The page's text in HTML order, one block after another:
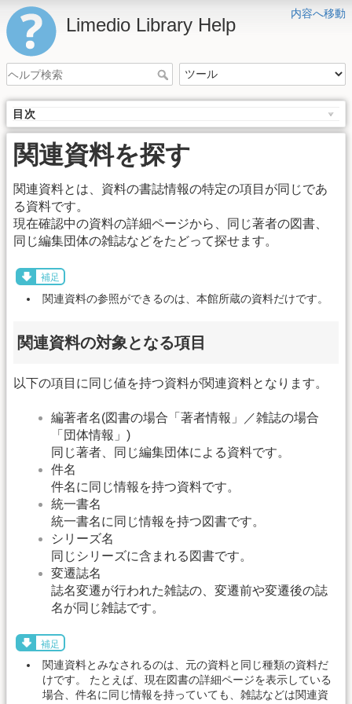
内容へ移動
Limedio Library Help
目次
関連資料を探す
関連資料とは、資料の書誌情報の特定の項目が同じであ
る資料です。
現在確認中の資料の詳細ページから、同じ著者の図書、
同じ編集団体の雑誌などをたどって探せます。
補足
関連資料の参照ができるのは、本館所蔵の資料だけです。
関連資料の対象となる項目
以下の項目に同じ値を持つ資料が関連資料となります。
編著者名(図書の場合「著者情報」／雑誌の場合
「団体情報」)
同じ著者、同じ編集団体による資料です。
件名
件名に同じ情報を持つ資料です。
統一書名
統一書名に同じ情報を持つ図書です。
シリーズ名
同じシリーズに含まれる図書です。
変遷誌名
誌名変遷が行われた雑誌の、変遷前や変遷後の誌
名が同じ雑誌です。
補足
関連資料とみなされるのは、元の資料と同じ種類の資料だ
けです。 たとえば、現在図書の詳細ページを表示している
場合、件名に同じ情報を持っていても、雑誌などは関連資